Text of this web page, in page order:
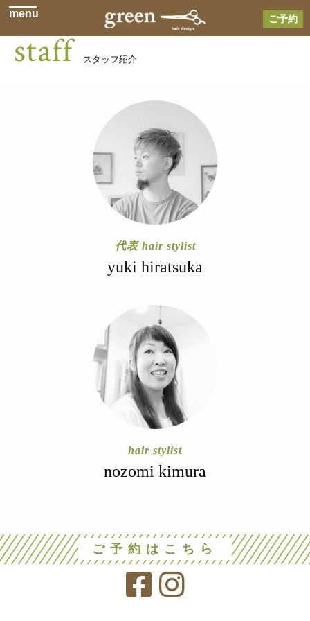
ご予約
menu
staff スタッフ紹介
代表 hair stylist
yuki hiratsuka
hair stylist
nozomi kimura
ご予約はこちら